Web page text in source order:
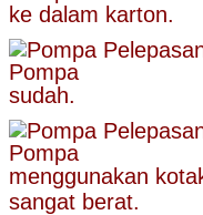
ke dalam karton.
sudah.
menggunakan
sangat berat.